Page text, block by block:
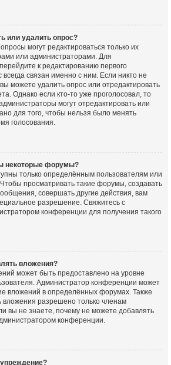
или удалить опрос?
могут редактироваться только их
или администраторами. Для
к редактированию первого
связан именно с ним. Если никто не
можете удалить опрос или отредактировать
Однако если кто-то уже проголосовал, то
могут отредактировать или
для того, чтобы нельзя было менять
голосования.
некоторые форумы?
только определённым пользователям или
просматривать такие форумы, создавать
совершать другие действия, вам
разрешение. Свяжитесь с
конференции для получения такого
вложения?
может быть предоставлено на уровне
Администратор конференции может
вложений в определённых форумах. Также
вложения разрешено только членам
вы не знаете, почему не можете добавлять
конференции.